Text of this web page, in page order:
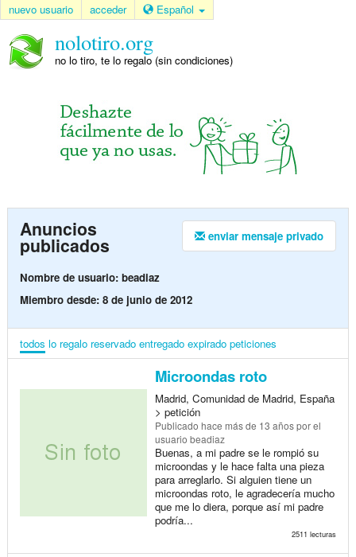
nuevo usuario acceder Español
nolotiro.org
no lo tiro, te lo regalo (sin condiciones)
enviar mensaje privado
Anuncios
publicados
Nombre de usuario: beadiaz
Miembro desde: 8 de junio de 2012
todos lo regalo reservado entregado expirado peticiones
Microondas roto
Madrid, Comunidad de Madrid, España
> petición
Publicado hace más de 13 añospor el
usuario beadiaz
Buenas, a mi padre se le rompió su
microondas y le hace falta una pieza
para arreglarlo. Si alguien tiene un
microondas roto, le agradecería mucho
que me lo diera, porque así mi padre
podría...
2511 lecturas